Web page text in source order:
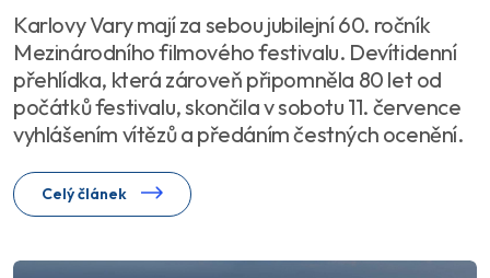
Karlovy Vary mají za sebou jubilejní 60. ročník
Mezinárodního filmového festivalu. Devítidenní
přehlídka, která zároveň připomněla 80 let od
počátků festivalu, skončila v sobotu 11. července
vyhlášením vítězů a předáním čestných ocenění.
Celý článek